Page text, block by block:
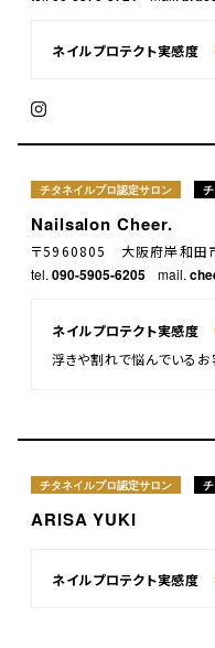
ネイルプロテクト実感度
チタネイルプロ認定サロン
Nailsalon Cheer.
〒5960805 大阪府岸和田
tel.090-5905-6205 mail.
ネイルプロテクト実感度
浮きや割れで悩んでいるお
チタネイルプロ認定サロン
ARISA YUKI
ネイルプロテクト実感度